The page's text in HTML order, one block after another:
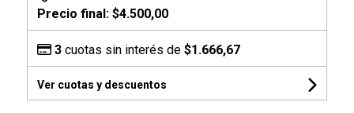
Precio final: $4.500,00
3cuotas sin interés de $1.666,67
Ver cuotas y descuentos